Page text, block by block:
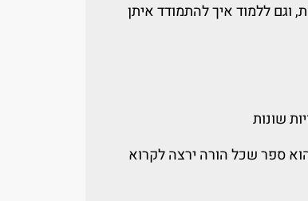
ללמוד איך להתמודד איתן
שונות
ספר שכל הורה ירצה לקרוא